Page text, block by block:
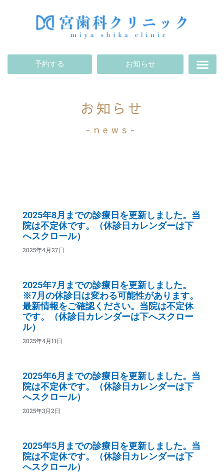
予約する お知らせ
お知らせ
-news-
2025年8月までの診療日を更新しました。当
院は不定休です。（休診日カレンダーは下
へスクロール）
2025年4月27日
2025年7月までの診療日を更新しました。
※7月の休診日は変わる可能性があります。
最新情報をご確認ください。当院は不定休
です。（休診日カレンダーは下へスクロー
ル）
2025年4月11日
2025年6月までの診療日を更新しました。当
院は不定休です。（休診日カレンダーは下
へスクロール）
2025年3月2日
2025年5月までの診療日を更新しました。当
院は不定休です。（休診日カレンダーは下
へスクロール）